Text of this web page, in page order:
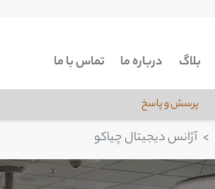
بلاگ درباره ما تماس با ما
پرسش و پاسخ
آژانس دیجیتال چیاکو